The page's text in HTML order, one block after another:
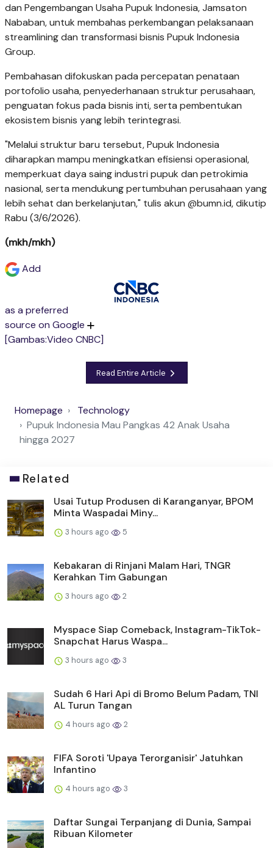
dan Pengembangan Usaha Pupuk Indonesia, Jamsaton
Nababan, untuk membahas perkembangan pelaksanaan
streamlining dan transformasi bisnis Pupuk Indonesia
Group.
Pembahasan difokuskan pada percepatan penataan
portofolio usaha, penyederhanaan struktur perusahaan,
penguatan fokus pada bisnis inti, serta pembentukan
ekosistem bisnis yang lebih terintegrasi.
"Melalui struktur baru tersebut, Pupuk Indonesia
diharapkan mampu meningkatkan efisiensi operasional,
memperkuat daya saing industri pupuk dan petrokimia
nasional, serta mendukung pertumbuhan perusahaan yang
lebih sehat dan berkelanjutan," tulis akun @bumn.id, dikutip
Rabu (3/6/2026).
(mkh/mkh)
Add
as a preferred
source on Google
[Gambas:Video CNBC]
Read Entire Article
Homepage
Technology
Pupuk Indonesia Mau Pangkas 42 Anak Usaha
hingga 2027
Related
Usai Tutup Produsen di Karanganyar, BPOM
Minta Waspadai Miny...
3 hours ago 5
Kebakaran di Rinjani Malam Hari, TNGR
Kerahkan Tim Gabungan
3 hours ago 2
Myspace Siap Comeback, Instagram-TikTok-
Snapchat Harus Waspa...
3 hours ago 3
Sudah 6 Hari Api di Bromo Belum Padam, TNI
AL Turun Tangan
4 hours ago 2
FIFA Soroti 'Upaya Terorganisir' Jatuhkan
Infantino
4 hours ago 3
Daftar Sungai Terpanjang di Dunia, Sampai
Ribuan Kilometer